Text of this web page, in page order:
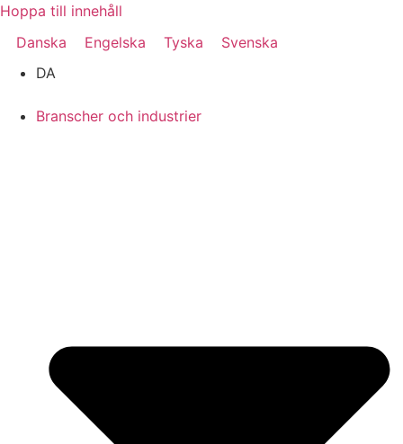
Hoppa till innehåll
Danska
Engelska Tyska
Svenska
DA
Branscher och industrier